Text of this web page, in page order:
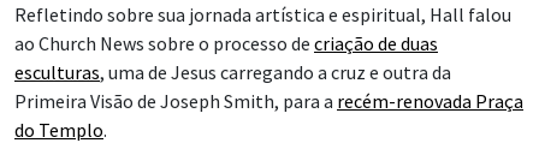
Refletindo sobre sua jornada artística e espiritual, Hall falou
ao Church News sobre o processo de criação de duas
esculturas, uma de Jesus carregando a cruz e outra da
Primeira Visão de Joseph Smith, para a recém-renovada Praça
do Templo.